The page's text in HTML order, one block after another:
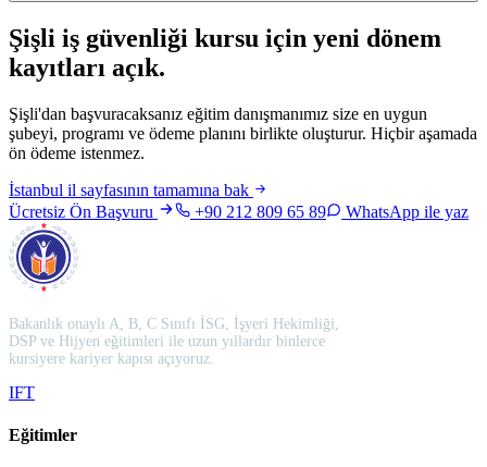
Şişli iş güvenliği kursu için yeni dönem
kayıtları açık.
Şişli'dan başvuracaksanız eğitim danışmanımız size en uygun
şubeyi, programı ve ödeme planını birlikte oluşturur. Hiçbir aşamada
ön ödeme istenmez.
İstanbul il sayfasının tamamına bak
Ücretsiz Ön Başvuru
+90 212 809 65 89 WhatsApp ile yaz
Bakanlık onaylı A, B, C Sınıfı İSG, İşyeri Hekimliği,
DSP ve Hijyen eğitimleri ile uzun yıllardır binlerce
kursiyere kariyer kapısı açıyoruz.
IFT
Eğitimler